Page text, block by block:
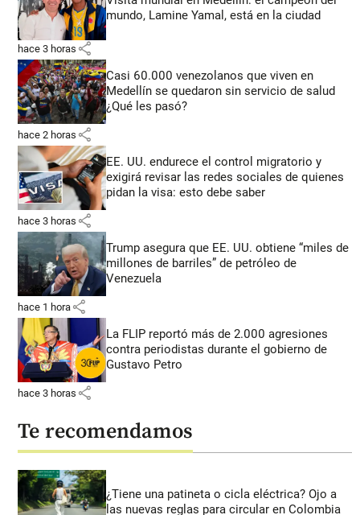
mundo, Lamine Yamal, está en la ciudad
hace 3 horas share
Casi 60.000 venezolanos que viven en
Medellín se quedaron sin servicio de salud
¿Qué les pasó?
hace 2 horas share
EE. UU. endurece el control migratorio y
exigirá revisar las redes sociales de quienes
pidan la visa: esto debe saber
hace 3 horas share
Trump asegura que EE. UU. obtiene “miles de
millones de barriles” de petróleo de
Venezuela
hace 1 hora share
La FLIP reportó más de 2.000 agresiones
contra periodistas durante el gobierno de
Gustavo Petro
hace 3 horas share
Te recomendamos
¿Tiene una patineta o cicla eléctrica? Ojo a
las nuevas reglas para circular en Colombia